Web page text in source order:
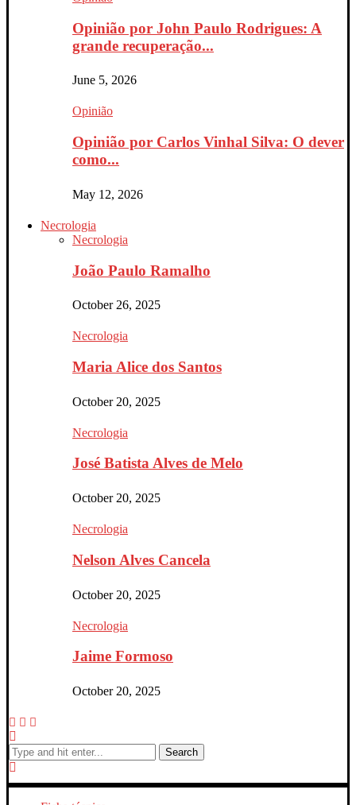
Opinião por John Paulo Rodrigues: A
grande recuperação...
June 5, 2026
Opinião
Opinião por Carlos Vinhal Silva: O dever
como...
May 12, 2026
Necrologia
Necrologia
João Paulo Ramalho
October 26, 2025
Necrologia
Maria Alice dos Santos
October 20, 2025
Necrologia
José Batista Alves de Melo
October 20, 2025
Necrologia
Nelson Alves Cancela
October 20, 2025
Necrologia
Jaime Formoso
October 20, 2025
Search